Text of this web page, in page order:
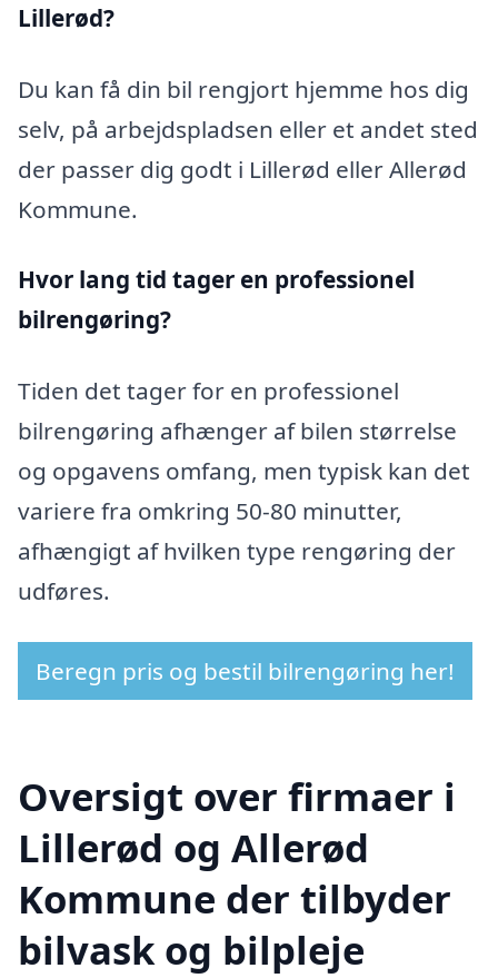
Lillerød?
Du kan få din bil rengjort hjemme hos dig
selv, på arbejdspladsen eller et andet sted
der passer dig godt i Lillerød eller Allerød
Kommune.
Hvor lang tid tager en professionel
bilrengøring?
Tiden det tager for en professionel
bilrengøring afhænger af bilen størrelse
og opgavens omfang, men typisk kan det
variere fra omkring 50-80 minutter,
afhængigt af hvilken type rengøring der
udføres.
Beregn pris og bestil bilrengøring her!
Oversigt over firmaer i
Lillerød og Allerød
Kommune der tilbyder
bilvask og bilpleje